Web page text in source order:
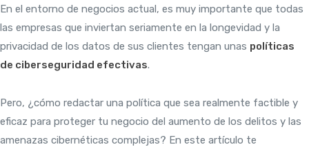
En el entorno de negocios actual, es muy importante que todas
las empresas que inviertan seriamente en la longevidad y la
privacidad de los datos de sus clientes tengan unas políticas
de ciberseguridad efectivas.
Pero, ¿cómo redactar una política que sea realmente factible y
eficaz para proteger tu negocio del aumento de los delitos y las
amenazas cibernéticas complejas? En este artículo te